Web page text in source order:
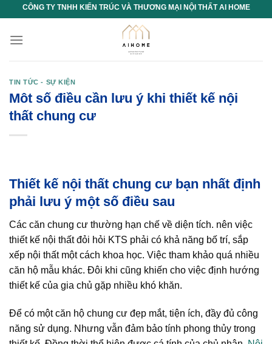
Chuyển
nội
CÔNG TY TNHH KIẾN TRÚC VÀ THƯƠNG MẠI NỘI THẤT AI HOME
TIN TỨC - SỰ KIỆN
Môt số điều cần lưu ý khi thiết kế nội
thất chung cư
Thiết kế nội thất chung cư bạn nhất định
phải lưu ý một số điều sau
Các căn chung cư thường hạn chế về diện tích. nên việc
thiết kế nội thất đỏi hỏi KTS phải có khả năng bố trí, sắp
xếp nội thất một cách khoa học. Việc tham khảo quá nhiều
căn hộ mẫu khác. Đôi khi cũng khiến cho việc định hướng
thiết kế của gia chủ gặp nhiều khó khăn.
Để có một căn hộ chung cư đẹp mắt, tiện ích, đầy đủ công
năng sử dụng. Nhưng vẫn đảm bảo tính phong thủy trong